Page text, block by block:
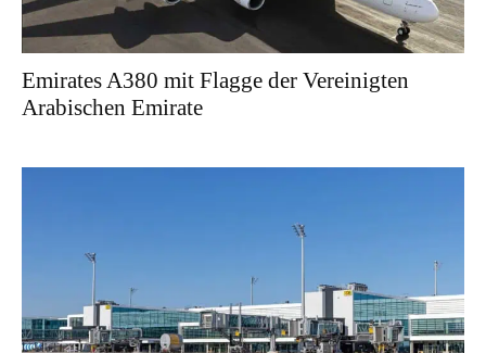
Emirates A380 mit Flagge der Vereinigten
Arabischen Emirate